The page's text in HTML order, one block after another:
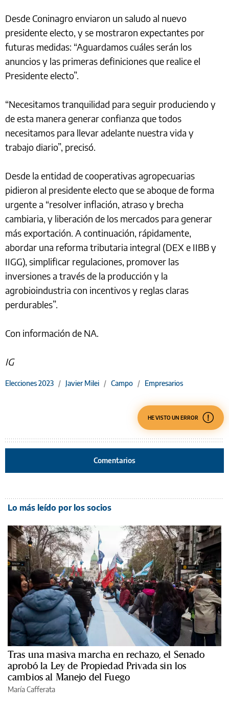
Desde Coninagro enviaron un saludo al nuevo
presidente electo, y se mostraron expectantes por
futuras medidas: “Aguardamos cuáles serán los
anuncios y las primeras definiciones que realice el
Presidente electo”.
“Necesitamos tranquilidad para seguir produciendo y
de esta manera generar confianza que todos
necesitamos para llevar adelante nuestra vida y
trabajo diario”, precisó.
Desde la entidad de cooperativas agropecuarias
pidieron al presidente electo que se aboque de forma
urgente a “resolver inflación, atraso y brecha
cambiaria, y liberación de los mercados para generar
más exportación. A continuación, rápidamente,
abordar una reforma tributaria integral (DEX e IIBB y
IIGG), simplificar regulaciones, promover las
inversiones a través de la producción y la
agrobioindustria con incentivos y reglas claras
perdurables”.
Con información de NA.
IG
Elecciones 2023 / Javier Milei / Campo / Empresarios
HE VISTO UN ERROR
Comentarios
Lo más leído por los socios
Tras una masiva marcha en rechazo, el Senado
aprobó la Ley de Propiedad Privada sin los
cambios al Manejo del Fuego
María Cafferata